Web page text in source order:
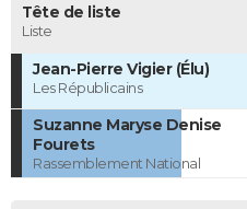
Tête de liste
Liste
Jean-Pierre Vigier (Élu)
Les Républicains
Suzanne Maryse Denise
Fourets
Rassemblement National